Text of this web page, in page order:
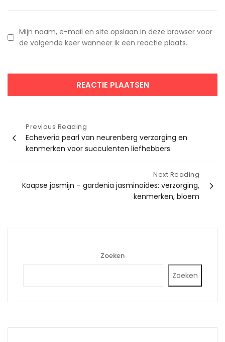
Mijn naam, e-mail en site opslaan in deze browser voor
de volgende keer wanneer ik een reactie plaats.
Bericht
navigatie
Previous Reading
Echeveria pearl van neurenberg verzorging en
kenmerken voor succulenten liefhebbers
Next Reading
Kaapse jasmijn – gardenia jasminoides: verzorging,
kenmerken, bloem
Zoeken
Zoeken